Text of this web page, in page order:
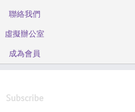
聯絡我們
虛擬辦公室
成為會員
Subscribe